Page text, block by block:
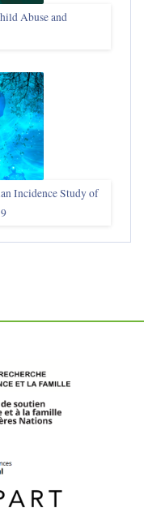
Abuse and
Incidence Study of